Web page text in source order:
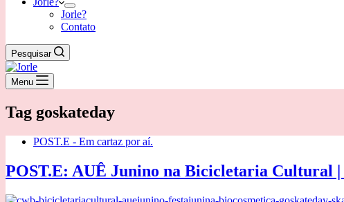
Jorle?
Contato
Pesquisar
Menu
Tag goskateday
POST.E - Em cartaz por aí.
POST.E: AUÊ Junino na Bicicletaria Cultural |